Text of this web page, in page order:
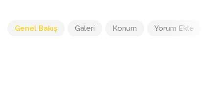
Genel Bakış Galeri Konum Yorum Ekle